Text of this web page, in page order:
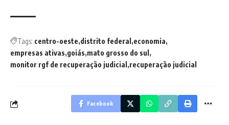
Tags: centro-oeste distrito federal economia
empresas ativas goiás mato grosso do sul
monitor rgf de recuperação judicial recuperação judicial
Facebook